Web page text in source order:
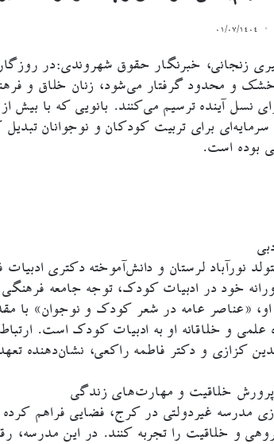
۰۱/۰۷/۱۴۰۴
زنجانی، خبرنگار حقوق شهروندی:در
و محدود گرفتار می‌شود، زنان خلاق و
برای تربیت کودکان و نوجوانان
بوده است.
نورآباد لرستان و دانش‌آموخته دکتری ادبیات
خود در ادبیات کودک، توجه جامعه
«عناصر عامه در شعر کودک و نوجوان» با
علمی و خلاقانه او به ادبیات کودک است.
کزازی و دکتر فاطمه راکعی، نشان‌دهنده
پرورش خلاقیت و مهارت‌های زندگی
مدرسه غیردولتی در کرج، فضایی فراهم
و خلاقیت را تجربه کنند. در این مدرسه،